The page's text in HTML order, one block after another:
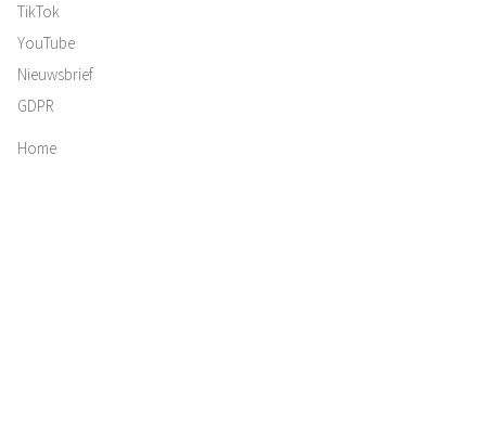
TikTok
YouTube
Nieuwsbrief
GDPR
Home